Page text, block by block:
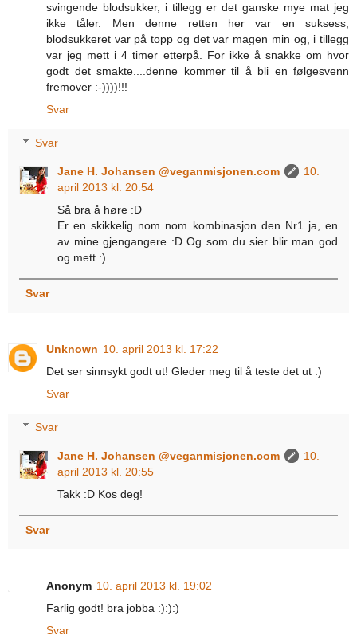
svingende blodsukker, i tillegg er det ganske mye mat jeg
ikke tåler. Men denne retten her var en suksess,
blodsukkeret var på topp og det var magen min og, i tillegg
var jeg mett i 4 timer etterpå. For ikke å snakke om hvor
godt det smakte....denne kommer til å bli en følgesvenn
fremover :-))))!!!
Svar
Svar
Jane H. Johansen @veganmisjonen.com
10.
april 2013 kl. 20:54
Så bra å høre :D
Er en skikkelig nom nom kombinasjon den Nr1 ja, en
av mine gjengangere :D Og som du sier blir man god
og mett :)
Svar
Unknown 10. april 2013 kl. 17:22
Det ser sinnsykt godt ut! Gleder meg til å teste det ut :)
Svar
Svar
Jane H. Johansen @veganmisjonen.com
10.
april 2013 kl. 20:55
Takk :D Kos deg!
Svar
Anonym 10. april 2013 kl. 19:02
Farlig godt! bra jobba :):):)
Svar